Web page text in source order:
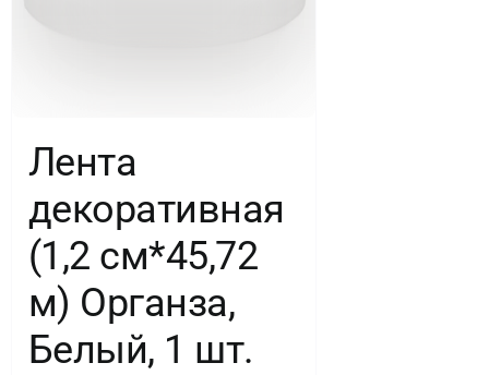
Лента
декоративная
(1,2 см*45,72
м) Органза,
Белый, 1 шт.